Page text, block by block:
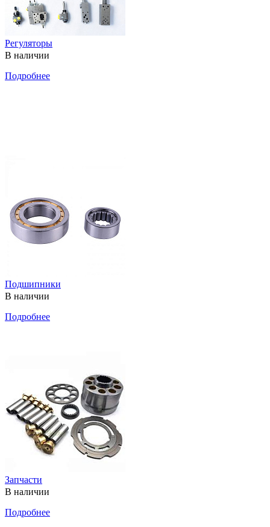
Регуляторы
В наличии
Подробнее
Подшипники
В наличии
Подробнее
Запчасти
В наличии
Подробнее